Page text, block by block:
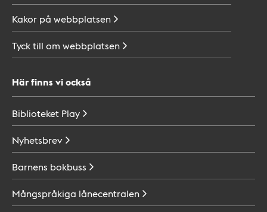
Kakor på webbplatsen
Tyck till om webbplatsen
Här finns vi också
Biblioteket Play
Nyhetsbrev
Barnens bokbuss
Mångspråkiga lånecentralen